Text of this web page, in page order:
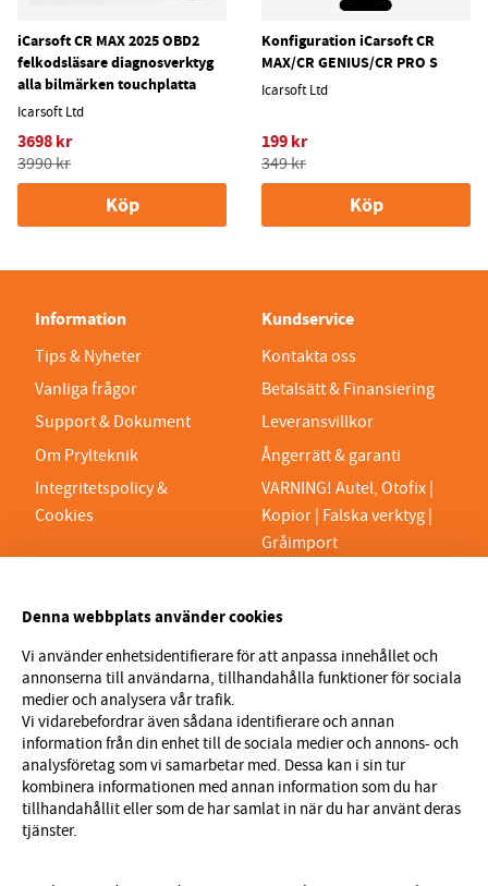
iCarsoft CR MAX 2025 OBD2
felkodsläsare diagnosverktyg
alla bilmärken touchplatta
Icarsoft Ltd
3698 kr
3990 kr
Köp
Konfiguration iCarsoft CR
MAX/CR GENIUS/CR PRO S
Icarsoft Ltd
199 kr
349 kr
Köp
Information
Tips & Nyheter
Vanliga frågor
Support & Dokument
Om Prylteknik
Integritetspolicy &
Cookies
Kundservice
Kontakta oss
Betalsätt & Finansiering
Leveransvillkor
Ångerrätt & garanti
VARNING! Autel, Otofix |
Kopior | Falska verktyg |
Gråimport
Org.nr 559329-1189
VAT SE559329118901
info@prylteknik.se
0321777170
Nyhetsbrev
I vårt nyhetsbrev får du ta del av nyheter och
erbjudanden före alla andra. Registrera dig här nedan.
Denna webbplats använder cookies
Vi använder enhetsidentifierare för att anpassa innehållet och
annonserna till användarna, tillhandahålla funktioner för sociala
medier och analysera vår trafik.
Vi vidarebefordrar även sådana identifierare och annan
information från din enhet till de sociala medier och annons- och
analysföretag som vi samarbetar med. Dessa kan i sin tur
kombinera informationen med annan information som du har
tillhandahållit eller som de har samlat in när du har använt deras
tjänster.